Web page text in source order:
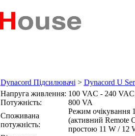
Dynacord Підсилювачі > Dynacord U
Напруга живлення: 100 VAC - 240
Потужність:
800 VA
Споживана
потужність:
Режим очікування
(активний Remote
простою 11 W / 12